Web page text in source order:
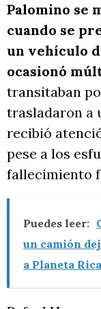
Palomino se
cuando se
un vehículo
ocasionó
transitaban
trasladaron a
recibió
pese a los
fallecimiento
Puedes leer:
un camión
a Planeta Rica